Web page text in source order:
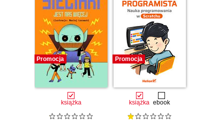
Promocja
książka
Promocja
książka ebook